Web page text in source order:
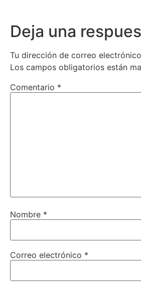
Deja una
Tu dirección de correo
Los campos obligatorios están
Comentario *
Nombre *
Correo electrónico *